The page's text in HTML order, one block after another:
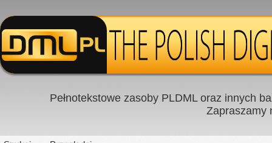
Pełnotekstowe zasoby PLDML oraz innych
Zapraszamy